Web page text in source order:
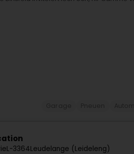
L-3364Leudelange (Leideleng)